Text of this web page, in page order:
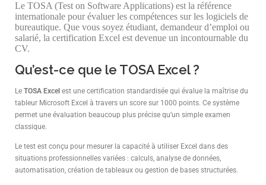
Le TOSA (Test on Software Applications) est la référence
internationale pour évaluer les compétences sur les logiciels de
bureautique. Que vous soyez étudiant, demandeur d’emploi ou
salarié, la certification Excel est devenue un incontournable du
CV.
Qu’est-ce que le TOSA Excel ?
Le TOSA Excel est une certification standardisée qui évalue la maîtrise du
tableur Microsoft Excel à travers un score sur 1000 points. Ce système
permet une évaluation beaucoup plus précise qu’un simple examen
classique.
Le test est conçu pour mesurer la capacité à utiliser Excel dans des
situations professionnelles variées : calculs, analyse de données,
automatisation, création de tableaux ou gestion de bases structurées.